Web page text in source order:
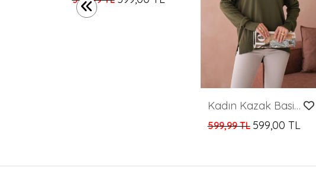
Kadın Kazak Basic Bisiklet Yaka Kazak Kadın Kazak Yeşil - 10245
599,99 TL 599,00 TL